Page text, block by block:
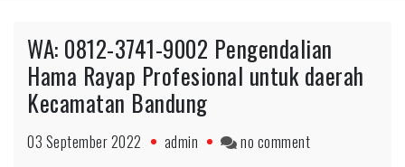
WA: 0812-3741-9002 Pengendalian
Hama Rayap Profesional untuk daerah
Kecamatan Bandung
03 September 2022 admin no commenton